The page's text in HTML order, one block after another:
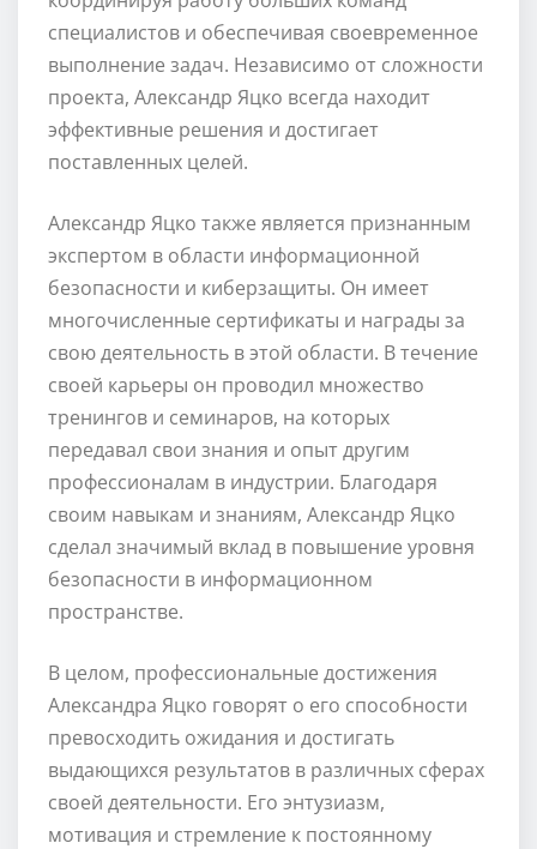
специалистов и обеспечивая своевременное
выполнение задач. Независимо от сложности
проекта, Александр Яцко всегда находит
эффективные решения и достигает
поставленных целей.
Александр Яцко также является признанным
экспертом в области информационной
безопасности и киберзащиты. Он имеет
многочисленные сертификаты и награды за
свою деятельность в этой области. В течение
своей карьеры он проводил множество
тренингов и семинаров, на которых
передавал свои знания и опыт другим
профессионалам в индустрии. Благодаря
своим навыкам и знаниям, Александр Яцко
сделал значимый вклад в повышение уровня
безопасности в информационном
пространстве.
В целом, профессиональные достижения
Александра Яцко говорят о его способности
превосходить ожидания и достигать
выдающихся результатов в различных сферах
своей деятельности. Его энтузиазм,
мотивация и стремление к постоянному